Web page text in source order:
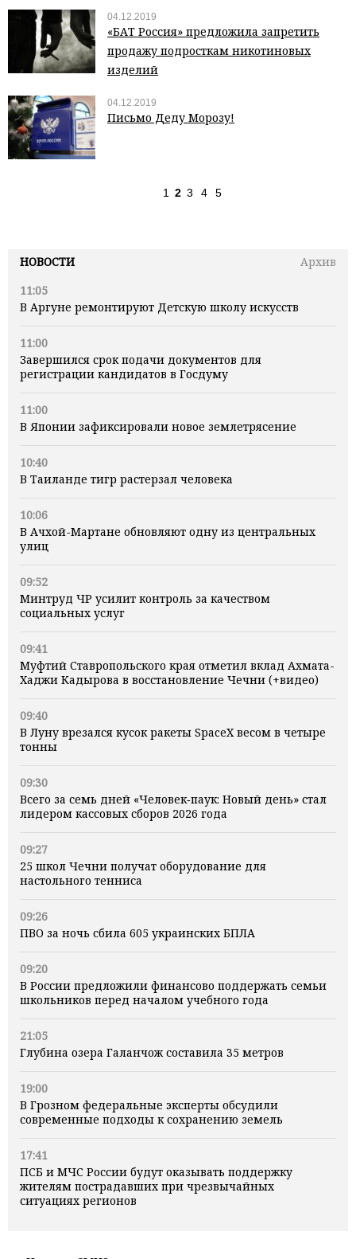
НОВОСТИ
Архив
11:05
В Аргуне ремонтируют Детскую школу искусств
11:00
Завершился срок подачи документов для
регистрации кандидатов в Госдуму
11:00
В Японии зафиксировали новое землетрясение
10:40
В Таиланде тигр растерзал человека
10:06
В Ачхой-Мартане обновляют одну из центральных
улиц
09:52
Минтруд ЧР усилит контроль за качеством
социальных услуг
09:41
Муфтий Ставропольского края отметил вклад Ахмата-
Хаджи Кадырова в восстановление Чечни (+видео)
09:40
В Луну врезался кусок ракеты SpaceX весом в четыре
тонны
09:30
Всего за семь дней «Человек‑паук: Новый день» стал
лидером кассовых сборов 2026 года
09:27
25 школ Чечни получат оборудование для
настольного тенниса
09:26
ПВО за ночь сбила 605 украинских БПЛА
09:20
В России предложили финансово поддержать семьи
школьников перед началом учебного года
21:05
Глубина озера Галанчож составила 35 метров
19:00
В Грозном федеральные эксперты обсудили
современные подходы к сохранению земель
17:41
ПСБ и МЧС России будут оказывать поддержку
жителям пострадавших при чрезвычайных
ситуациях регионов
04.12.2019
«БАТ Россия» предложила запретить
продажу подросткам никотиновых
изделий
04.12.2019
Письмо Деду Морозу!
1 2 3 4 5